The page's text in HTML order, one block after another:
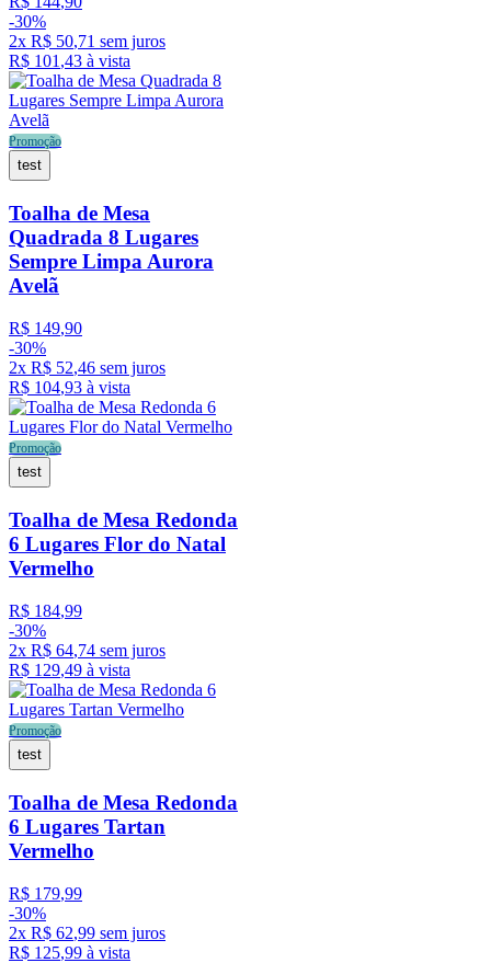
-30%
2x R$ 50,71 sem juros
R$ 101 ,43 à vista
Promoção
test
Toalha de Mesa
Quadrada 8 Lugares
Sempre Limpa Aurora
Avelã
R$ 149,90
-30%
2x R$ 52,46 sem juros
R$ 104,93 à vista
Promoção
test
Toalha de Mesa Redonda
6 Lugares Flor do Natal
Vermelho
R$ 184,99
-30%
2x R$ 64,74 sem juros
R$ 129,49 à vista
Promoção
test
Toalha de Mesa Redonda
6 Lugares Tartan
Vermelho
R$ 179,99
-30%
2x R$ 62,99 sem juros
R$ 125,99 à vista